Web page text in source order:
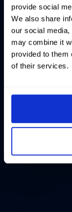
provide social
We also share
our social
may combine it
provided to them
of their services.